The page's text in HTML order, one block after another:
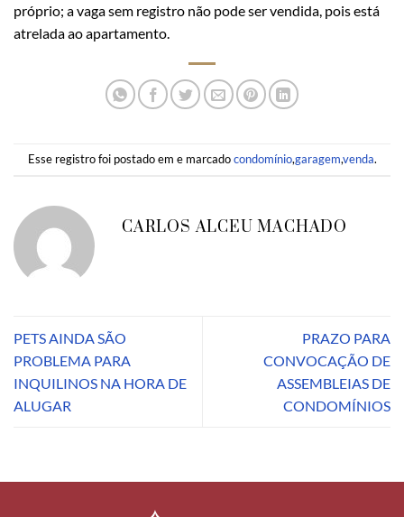
próprio; a vaga sem registro não pode ser vendida, pois está
atrelada ao apartamento.
Esse registro foi postado em e marcadocondomínio,garagem,venda.
CARLOS ALCEU MACHADO
PETS AINDA SÃO
PROBLEMA PARA
INQUILINOS NA HORA DE
ALUGAR
PRAZO PARA
CONVOCAÇÃO DE
ASSEMBLEIAS DE
CONDOMÍNIOS